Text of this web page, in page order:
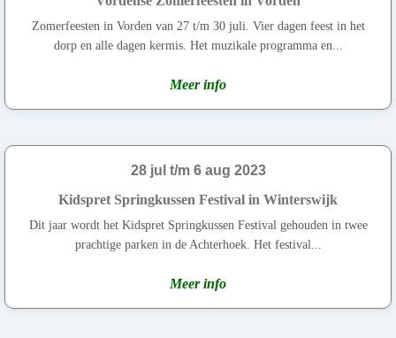
Zomerfeesten in Vorden van 27 t/m 30 juli. Vier dagen feest in het
dorp en alle dagen kermis. Het muzikale programma en...
Meer info
28 jul t/m 6 aug 2023
Kidspret Springkussen Festival in Winterswijk
Dit jaar wordt het Kidspret Springkussen Festival gehouden in twee
prachtige parken in de Achterhoek. Het festival...
Meer info